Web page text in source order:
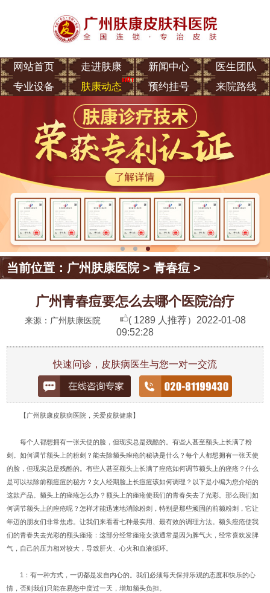
网站首页 走进肤康 新闻中心
医生团队
专业设备
肤康动态 预约挂号 来院路线
当前位置： 广州肤康医院>青春痘 >
广州青春痘要怎么去哪个医院治疗
来源：广州肤康医院 ( 1289 人推荐） 2022-01-08
09:52:28
快速问诊，皮肤病医生与您一对一交流
【广州肤康皮肤病医院，关爱皮肤健康】
每个人都想拥有一张天使的脸，但现实总是残酷的。有些人甚至额头上长满了粉
刺。如何调节额头上的粉刺？能去除额头痤疮的秘诀是什么？每个人都想拥有一张天使
的脸，但现实总是残酷的。有些人甚至额头上长满了痤疮如何调节额头上的痤疮？什么
是可以祛除前额痘痘的秘方？女人经期脸上长痘痘该如何调理？以下是小编为您介绍的
这款产品。额头上的痤疮怎么办？额头上的痤疮使我们的青春失去了光彩。那么我们如
何调节额头上的痤疮呢？怎样才能迅速地消除粉刺，特别是那些顽固的前额粉刺，它让
年迈的朋友们非常焦虑。让我们来看看七种最实用、最有效的调理方法。额头痤疮使我
们的青春失去光彩的额头痤疮：这部分经常痤疮女孩通常是因为脾气大，经常喜欢发脾
气，自己的压力相对较大，导致肝火、心火和血液循环。
1：有一种方式，一切都是发自内心的。我们必须每天保持乐观的态度和快乐的心
情，否则我们只能在易怒中度过一天，增加额头负担。